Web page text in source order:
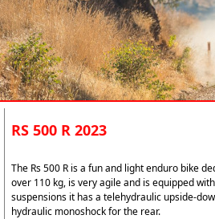
RS 500 R 2023
The Rs 500 R is a fun and light enduro bike
over 110 kg, is very agile and is equipped
suspensions it has a telehydraulic upside-
hydraulic monoshock for the rear.